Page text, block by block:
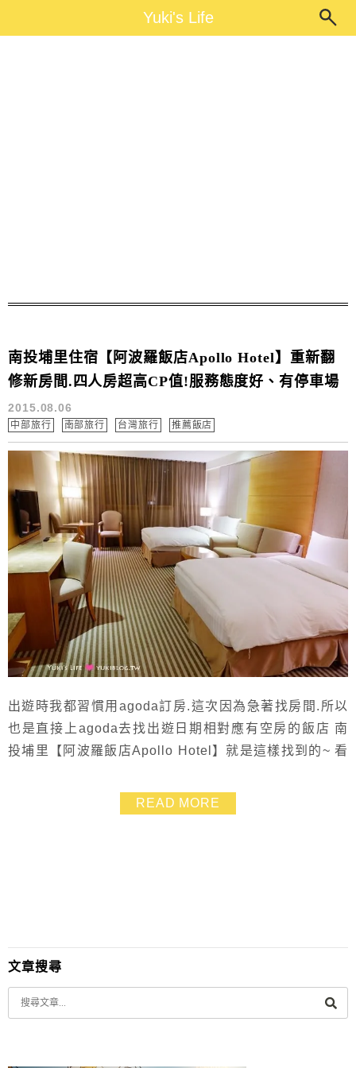
Yuki's LifeYuki's Life
南投埔里住宿【阿波羅飯店Apollo Hotel】重新翻
修新房間.四人房超高CP值!服務態度好、有停車場
2015.08.06
中部旅行 南部旅行 台灣旅行 推薦飯店
出遊時我都習慣用agoda訂房.這次因為急著找房間.所以
也是直接上agoda去找出遊日期相對應有空房的飯店 南
投埔里【阿波羅飯店Apollo Hotel】就是這樣找到的~ 看
好客氣喲~~還說提前電話訂可以給我折扣.算起來跟網路
價格差不多 不過因為我電話都打去了就直接訂下來了.還
READ MORE
文章搜尋